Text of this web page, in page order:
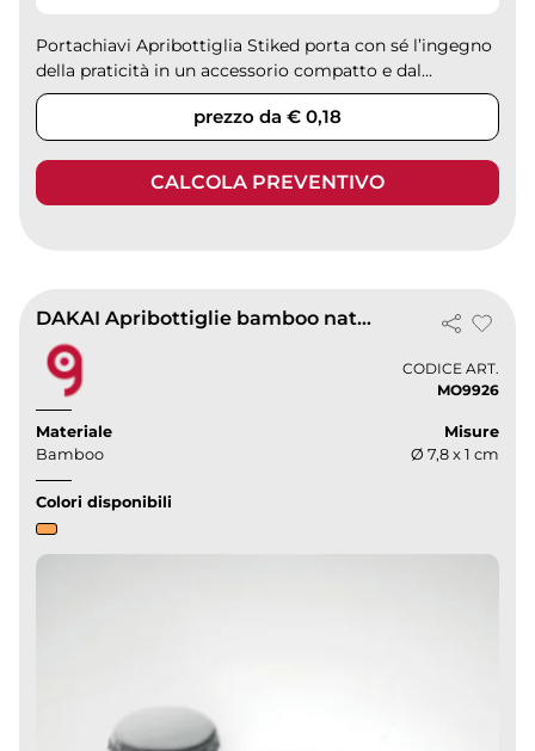
Portachiavi Apribottiglia Stiked porta con sé l’ingegno
della praticità in un accessorio compatto e dal...
prezzo da € 0,18
CALCOLA PREVENTIVO
DAKAI Apribottiglie bamboo naturale Ø7,8cm funzione sottobicchiere
CODICE ART.
MO9926
Materiale
Bamboo
Misure
Ø 7,8 x 1 cm
Colori disponibili